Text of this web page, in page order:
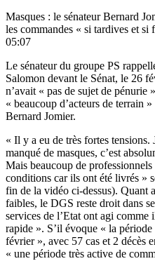
Masques : le sénateur Bernard
les commandes « si tardives et si
05:07
Le sénateur du groupe PS
Salomon devant le Sénat, le 26
n’avait « pas de sujet de pénurie
« beaucoup d’acteurs de terrain
Bernard Jomier.
« Il y a eu de très fortes tensions.
manqué de masques, c’est
Mais beaucoup de
conditions car ils ont été livrés »
fin de la vidéo ci-dessus). Quant
faibles, le DGS reste droit dans
services de l’Etat ont agi
rapide ». S’il évoque « la
février », avec 57 cas et 2 décès
« une période très active de